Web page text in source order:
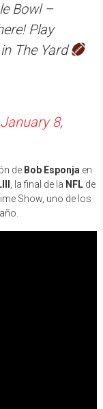
Bowl –
Play
The Yard
January 8,
de Bob Esponjaen
, la final de la NFLde
Show, uno de los